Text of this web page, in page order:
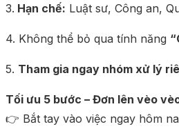
3. Hạn chế: Luật sư, Công an,
4. Không thể bỏ qua tính năng
5. Tham gia ngay nhóm xử lý
Tối ưu 5 bước – Đơn lên vèo
👉 Bắt tay vào việc ngay hôm